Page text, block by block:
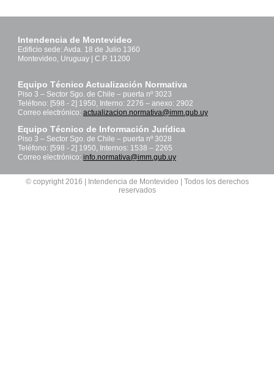
Intendencia de Montevideo
Edificio sede: Avda. 18 de Julio 1360
Montevideo, Uruguay | C.P. 11200
Equipo Técnico Actualización Normativa
Piso 3 – Sector Sgo. de Chile – puerta nº 3023
Teléfono: [598 - 2] 1950, Interno: 2276 – anexo: 2902
Correo electrónico: actualizacion.normativa@imm.gub.uy
Equipo Técnico de Información Jurídica
Piso 3 – Sector Sgo. de Chile – puerta nº 3028
Teléfono: [598 - 2] 1950, Internos: 1538 – 2265
Correo electrónico: info.normativa@imm.gub.uy
© copyright 2016 | Intendencia de Montevideo | Todos los derechos
reservados